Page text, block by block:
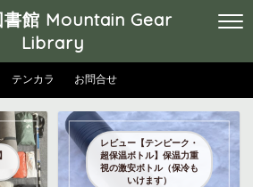
書館 Mountain Gear
Library
テンカラ お問合せ
レビュー【テンピーク・
超保温ボトル】保温力重
視の激安ボトル（保冷も
いけます）